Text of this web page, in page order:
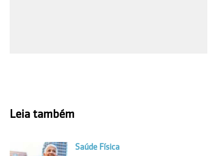
Leia também
Saúde Física